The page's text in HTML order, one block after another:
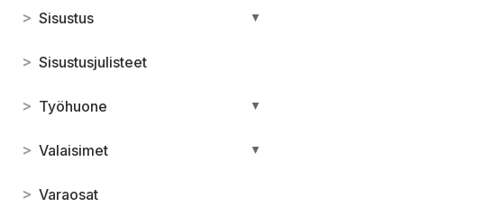
> Sisustus ▼
> Sisustusjulisteet
> Työhuone ▼
> Valaisimet ▼
> Varaosat